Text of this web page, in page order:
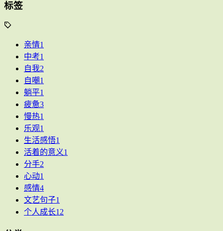
标签
亲情1
中考1
自我2
自嘲1
躺平1
疲惫3
慢热1
乐观1
生活感悟1
活着的意义1
分手2
心动1
感情4
文艺句子1
个人成长12